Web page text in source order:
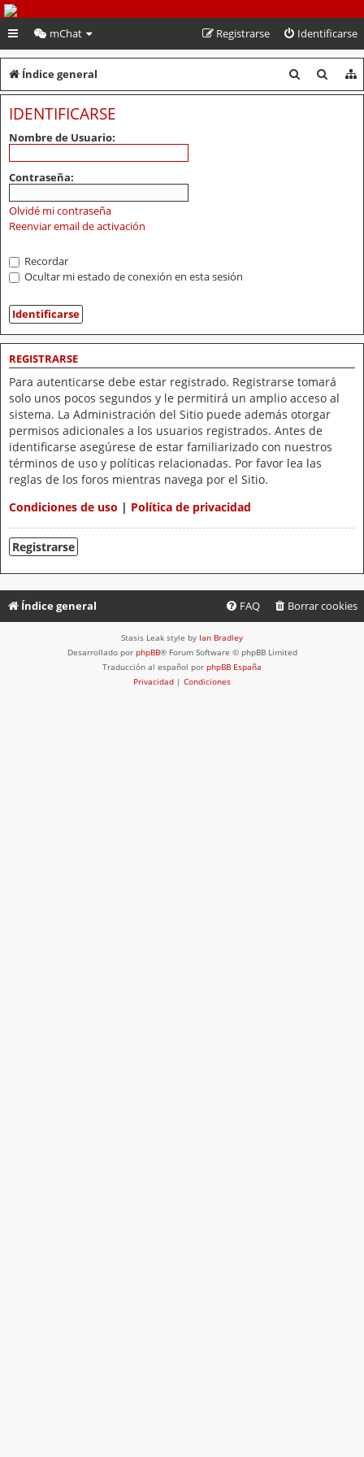
PeruVoley.com
mChat Identificarse
Registrarse
Índice general
u
u
IDENTIFICARSE
Nombre de Usuario:
Contraseña:
Olvidé mi contraseña
Reenviar email de activación
Recordar
Ocultar mi estado de conexión en esta sesión
REGISTRARSE
Para autenticarse debe estar registrado. Registrarse tomará
solo unos pocos segundos y le permitirá un amplio acceso al
sistema. La Administración del Sitio puede además otorgar
permisos adicionales a los usuarios registrados. Antes de
identificarse asegúrese de estar familiarizado con nuestros
términos de uso y políticas relacionadas. Por favor lea las
reglas de los foros mientras navega por el Sitio.
Condiciones de uso | Política de privacidad
Registrarse
Índice general Borrar cookies
FAQ
Stasis Leak style by Ian Bradley
Desarrollado por phpBB® Forum Software © phpBB Limited
Traducción al español por phpBB España
Privacidad | Condiciones